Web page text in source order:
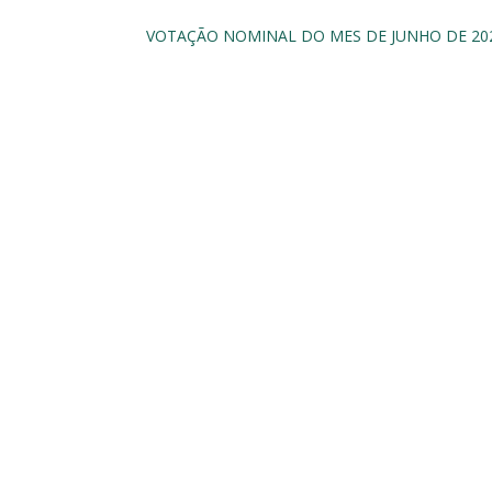
VOTAÇÃO NOMINAL DO MES DE JUNHO DE